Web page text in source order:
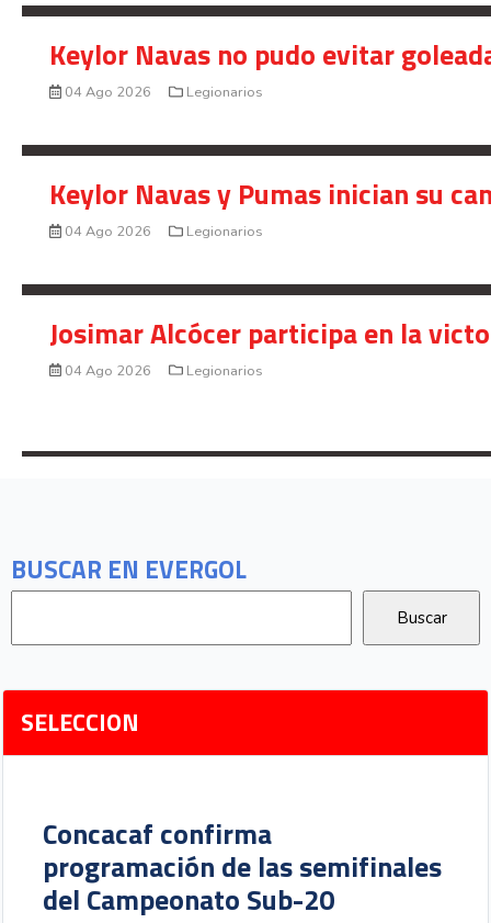
BUSCAR EN EVERGOL
SELECCION
Concacaf confirma
programación de las semifinales
del Campeonato Sub-20
Keylor Navas no pudo evitar
04 Ago 2026 Legionarios
Keylor Navas y Pumas inician su
04 Ago 2026 Legionarios
Josimar Alcócer participa en la
04 Ago 2026 Legionarios